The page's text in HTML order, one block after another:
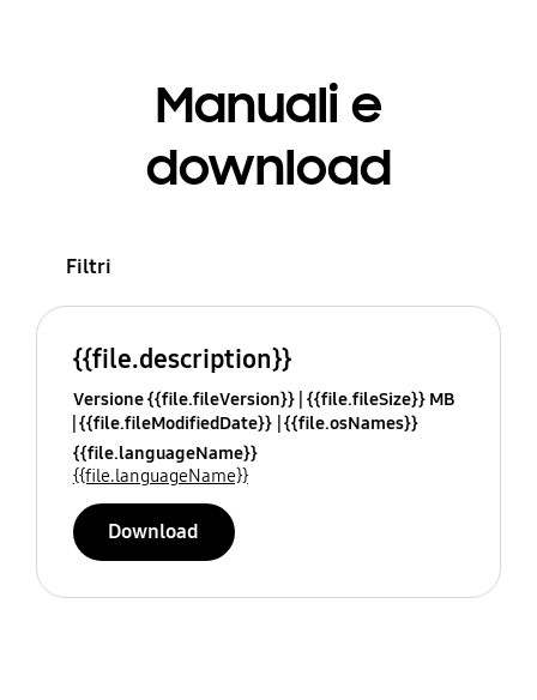
Manuali e
download
Filtri
{{file.description}}
Versione {{file.fileVersion}} {{file.fileSize}} MB
{{file.fileModifiedDate}} {{file.osNames}}
{{file.languageName}}
{{file.languageName}}
Download